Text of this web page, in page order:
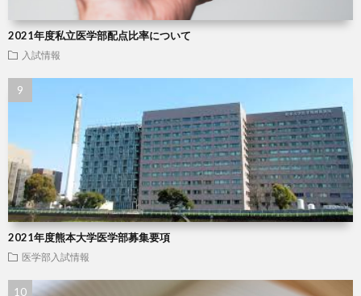
2021年度私立医学部配点比率について
入試情報
2021年度熊本大学医学部募集要項
医学部入試情報